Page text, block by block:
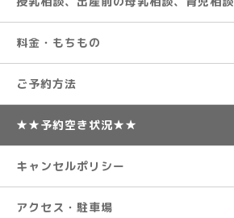
料金・もちもの
ご予約方法
★★予約空き状況★★
キャンセルポリシー
アクセス・駐車場